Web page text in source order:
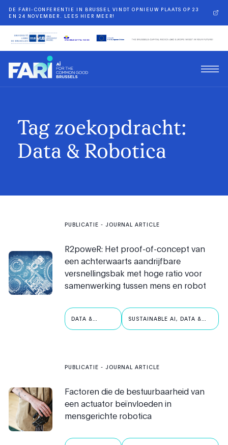
DE FARI-CONFERENTIE IN BRUSSEL VINDT OPNIEUW PLAATS OP 23
EN 24 NOVEMBER. LEES HIER MEER!
Tag zoekopdracht:
Data & Robotica
PUBLICATIE - JOURNAL ARTICLE
R2poweR: Het proof-of-concept van
een achterwaarts aandrijfbare
versnellingsbak met hoge ratio voor
samenwerking tussen mens en robot
DATA &
SUSTAINABLE AI, DATA &
PUBLICATIE - JOURNAL ARTICLE
Factoren die de bestuurbaarheid van
een actuator beïnvloeden in
mensgerichte robotica